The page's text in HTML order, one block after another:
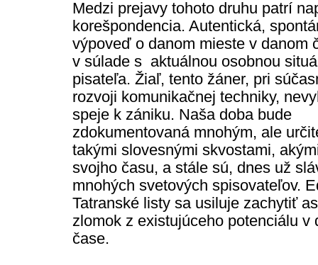
Medzi prejavy tohoto druhu patrí
korešpondencia. Autentická,
výpoveď o danom mieste v danom
v súlade s aktuálnou osobnou
pisateľa. Žiaľ, tento žáner, pri
rozvoji komunikačnej techniky,
speje k zániku. Naša doba bude
zdokumentovaná mnohým, ale
takými slovesnými skvostami,
svojho času, a stále sú, dnes už
mnohých svetových spisovateľov.
Tatranské listy sa usiluje zachytiť
zlomok z existujúceho potenciálu v
čase.